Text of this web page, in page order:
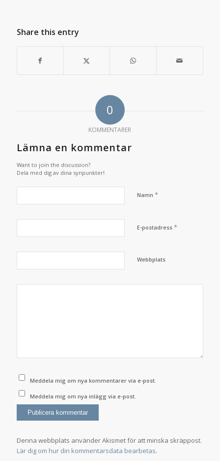
Share this entry
0
KOMMENTARER
Lämna en kommentar
Want to join the discussion?
Dela med dig av dina synpunkter!
Namn *
E-postadress *
Webbplats
Meddela mig om nya kommentarer via e-post.
Meddela mig om nya inlägg via e-post.
Denna webbplats använder Akismet för att minska skräppost.
Lär dig om hur din kommentarsdata bearbetas.